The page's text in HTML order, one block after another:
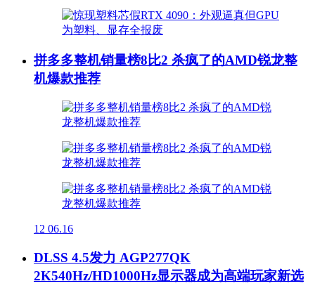
拼多多整机销量榜8比2 杀疯了的AMD锐龙整
机爆款推荐
12 06.16
DLSS 4.5发力 AGP277QK
2K540Hz/HD1000Hz显示器成为高端玩家新选